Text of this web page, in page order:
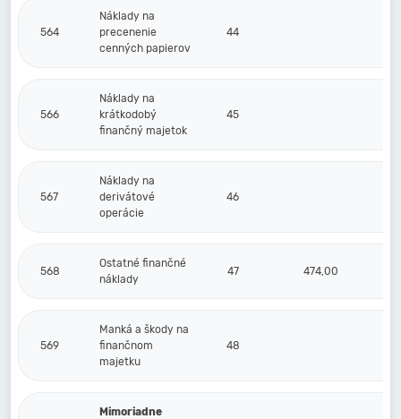
564
Náklady na
precenenie
cenných papierov
44
566
Náklady na
krátkodobý
finančný majetok
45
567
Náklady na
derivátové
operácie
46
568
Ostatné finančné
náklady
47 474,00
569
Manká a škody na
finančnom
majetku
48
Mimoriadne